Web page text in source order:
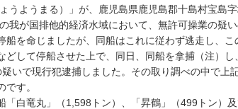
うようまる）」が、鹿児島県鹿児島郡十島村宝島
我が国排他的経済水域において、無許可操業の疑
を命じましたが、同船はこれに従わず逃走し、
どして停船させた上で、同日、同船を拿捕（注）
いで現行犯逮捕しました。その取り調べの中で上
す。
「白竜丸」（1,598トン）、「昇鶴」（499トン）